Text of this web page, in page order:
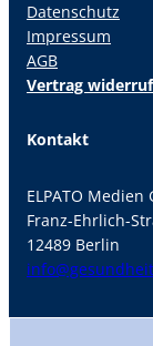
Datenschutz
Impressum
AGB
Vertrag
Kontakt
ELPATO Medien
Franz-Ehrlich-
12489 Berlin